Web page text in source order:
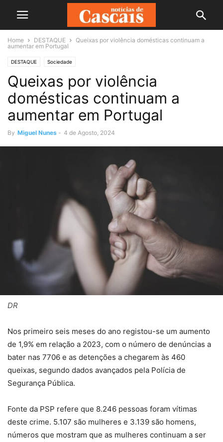
Home DESTAQUE
Queixas por violência domésticas continuam a
aumentar em Portugal
DESTAQUE Sociedade
Queixas por violência
domésticas continuam a
aumentar em Portugal
By Miguel Nunes - 4 de Agosto, 2024
DR
Nos primeiro seis meses do ano registou-se um aumento
de 1,9% em relação a 2023, com o número de denúncias a
bater nas 7706 e as detenções a chegarem às 460
queixas, segundo dados avançados pela Polícia de
Segurança Pública.
Fonte da PSP refere que 8.246 pessoas foram vítimas
deste crime. 5.107 são mulheres e 3.139 são homens,
números que mostram que as mulheres continuam a ser